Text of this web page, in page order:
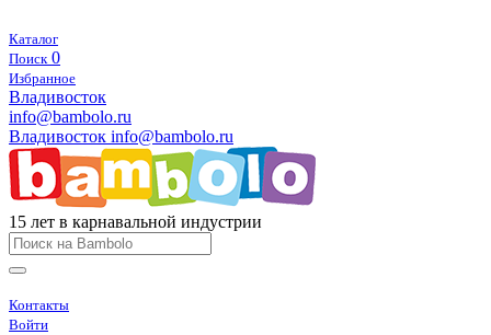
Каталог
Поиск 0
Избранное
Владивосток
info@bambolo.ru
Владивосток info@bambolo.ru
15 лет в карнавальной индустрии
Контакты
Войти